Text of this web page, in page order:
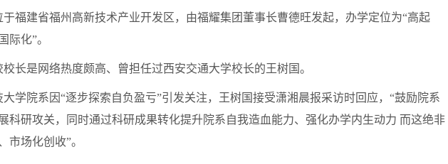
福建省福州高新技术产业开发区，由福耀集团董事长曹德旺发起，办学定位为“高起
际化”。
长是网络热度颇高、曾担任过西安交通大学校长的王树国。
学院系因“逐步探索自负盈亏”引发关注，王树国接受潇湘晨报采访时回应，“鼓励院系
科研攻关，同时通过科研成果转化提升院系自我造血能力、强化办学内生动力 而这绝非
市场化创收”。